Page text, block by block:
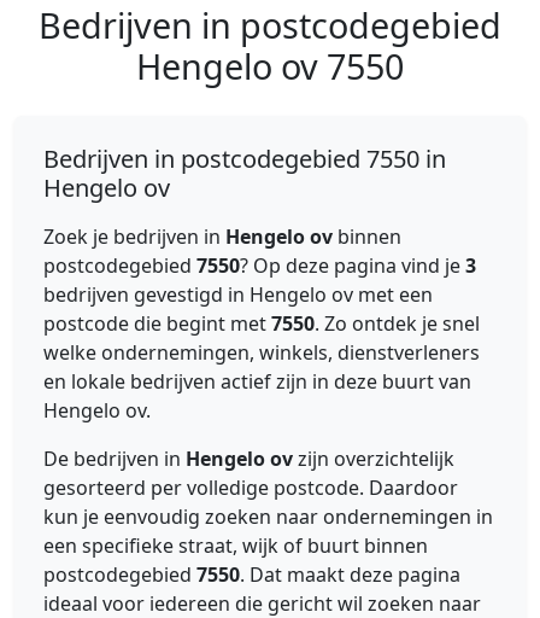
Bedrijven in postcodegebied
Hengelo ov 7550
Bedrijven in postcodegebied 7550 in
Hengelo ov
Zoek je bedrijven in Hengelo ov binnen
postcodegebied 7550? Op deze pagina vind je3
bedrijven gevestigd in Hengelo ov met een
postcode die begint met7550. Zo ontdek je snel
welke ondernemingen, winkels, dienstverleners
en lokale bedrijven actief zijn in deze buurt van
Hengelo ov.
De bedrijven in Hengelo ovzijn overzichtelijk
gesorteerd per volledige postcode. Daardoor
kun je eenvoudig zoeken naar ondernemingen in
een specifieke straat, wijk of buurt binnen
postcodegebied 7550. Dat maakt deze pagina
ideaal voor iedereen die gericht wil zoeken naar